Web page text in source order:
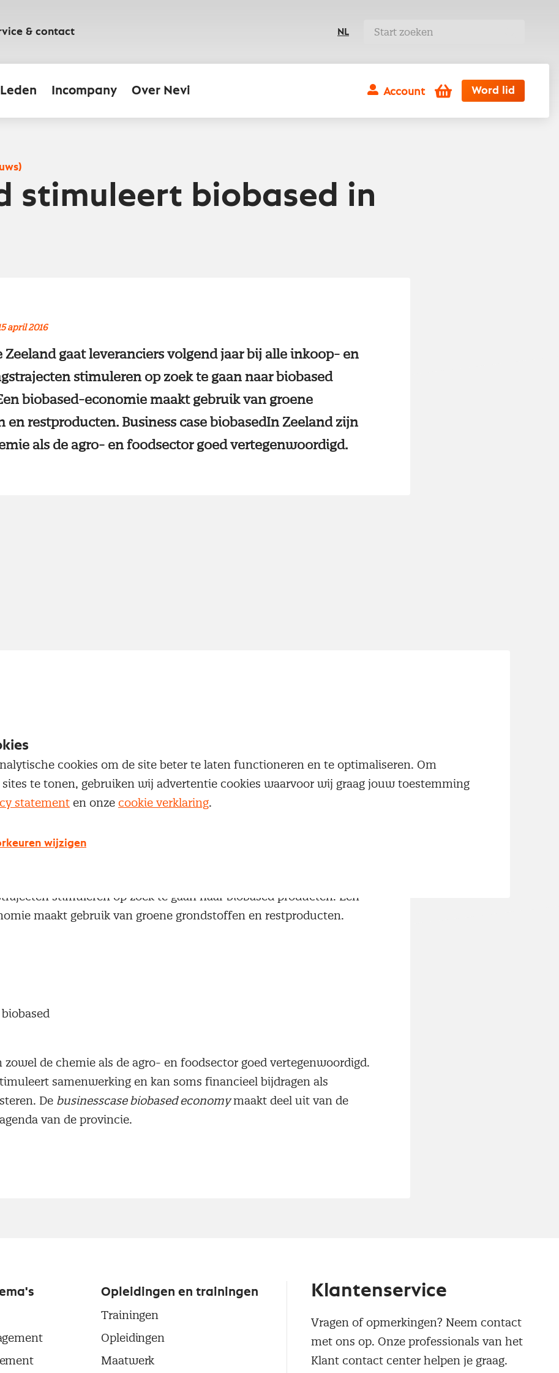
& contact NL
Leden Incompany Over Nevi Account Winkelwagen
Word lid
stimuleert biobased in
april 2016
Zeeland gaat leveranciers volgend jaar bij alle inkoop- en
stimuleren op zoek te gaan naar biobased
biobased-economie maakt gebruik van groene
en restproducten. Business case biobasedIn Zeeland zijn
als de agro- en foodsector goed vertegenwoordigd.
stimuleren op zoek te gaan naar biobased producten. Een
maakt gebruik van groene grondstoffen en restproducten.
zowel de chemie als de agro- en foodsector goed vertegenwoordigd.
samenwerking en kan soms financieel bijdragen als
De businesscase biobased economymaakt deel uit van de
van de provincie.
Opleidingen en trainingen
Trainingen
Opleidingen
Maatwerk
Klantenservice
Vragen of opmerkingen? Neem contact
met ons op. Onze professionals van het
Klant contact center helpen je graag.
cookies om de site beter te laten functioneren en te optimaliseren. Om
te tonen, gebruiken wij advertentie cookies waarvoor wij graag jouw toestemming
statement en onze cookie verklaring.
wijzigen